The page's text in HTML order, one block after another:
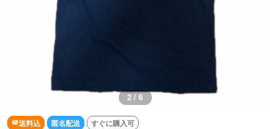
2 / 6
送料込 匿名配送 すぐに購入可